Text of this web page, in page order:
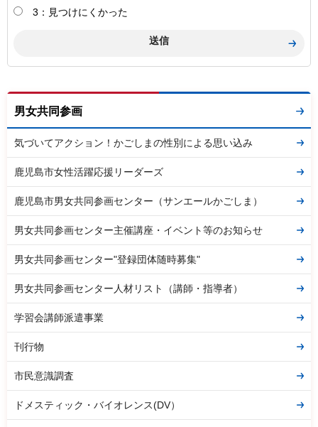
3：見つけにくかった
男女共同参画
気づいてアクション！かごしまの性別による思い込み
鹿児島市女性活躍応援リーダーズ
鹿児島市男女共同参画センター（サンエールかごしま）
男女共同参画センター主催講座・イベント等のお知らせ
男女共同参画センター"登録団体随時募集"
男女共同参画センター人材リスト（講師・指導者）
学習会講師派遣事業
刊行物
市民意識調査
ドメスティック・バイオレンス(DV）